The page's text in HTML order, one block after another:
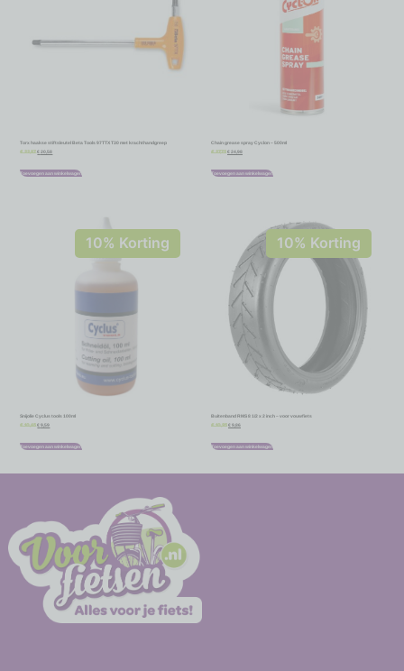
Torx haakse stiftsleutel Beta Tools 97TTX T30 met krachthandgreep
€ 22,87 € 20,58
Toevoegen aan winkelwagen
Chain grease spray Cyclon – 500ml
€ 27,75 € 24,98
Toevoegen aan winkelwagen
10% Korting
Snijolie Cyclus tools 100ml
€ 10,65 € 9,59
Toevoegen aan winkelwagen
10% Korting
Buitenband RMS 8 1/2 x 2 inch – voor vouwfiets
€ 10,95 € 9,86
Toevoegen aan winkelwagen